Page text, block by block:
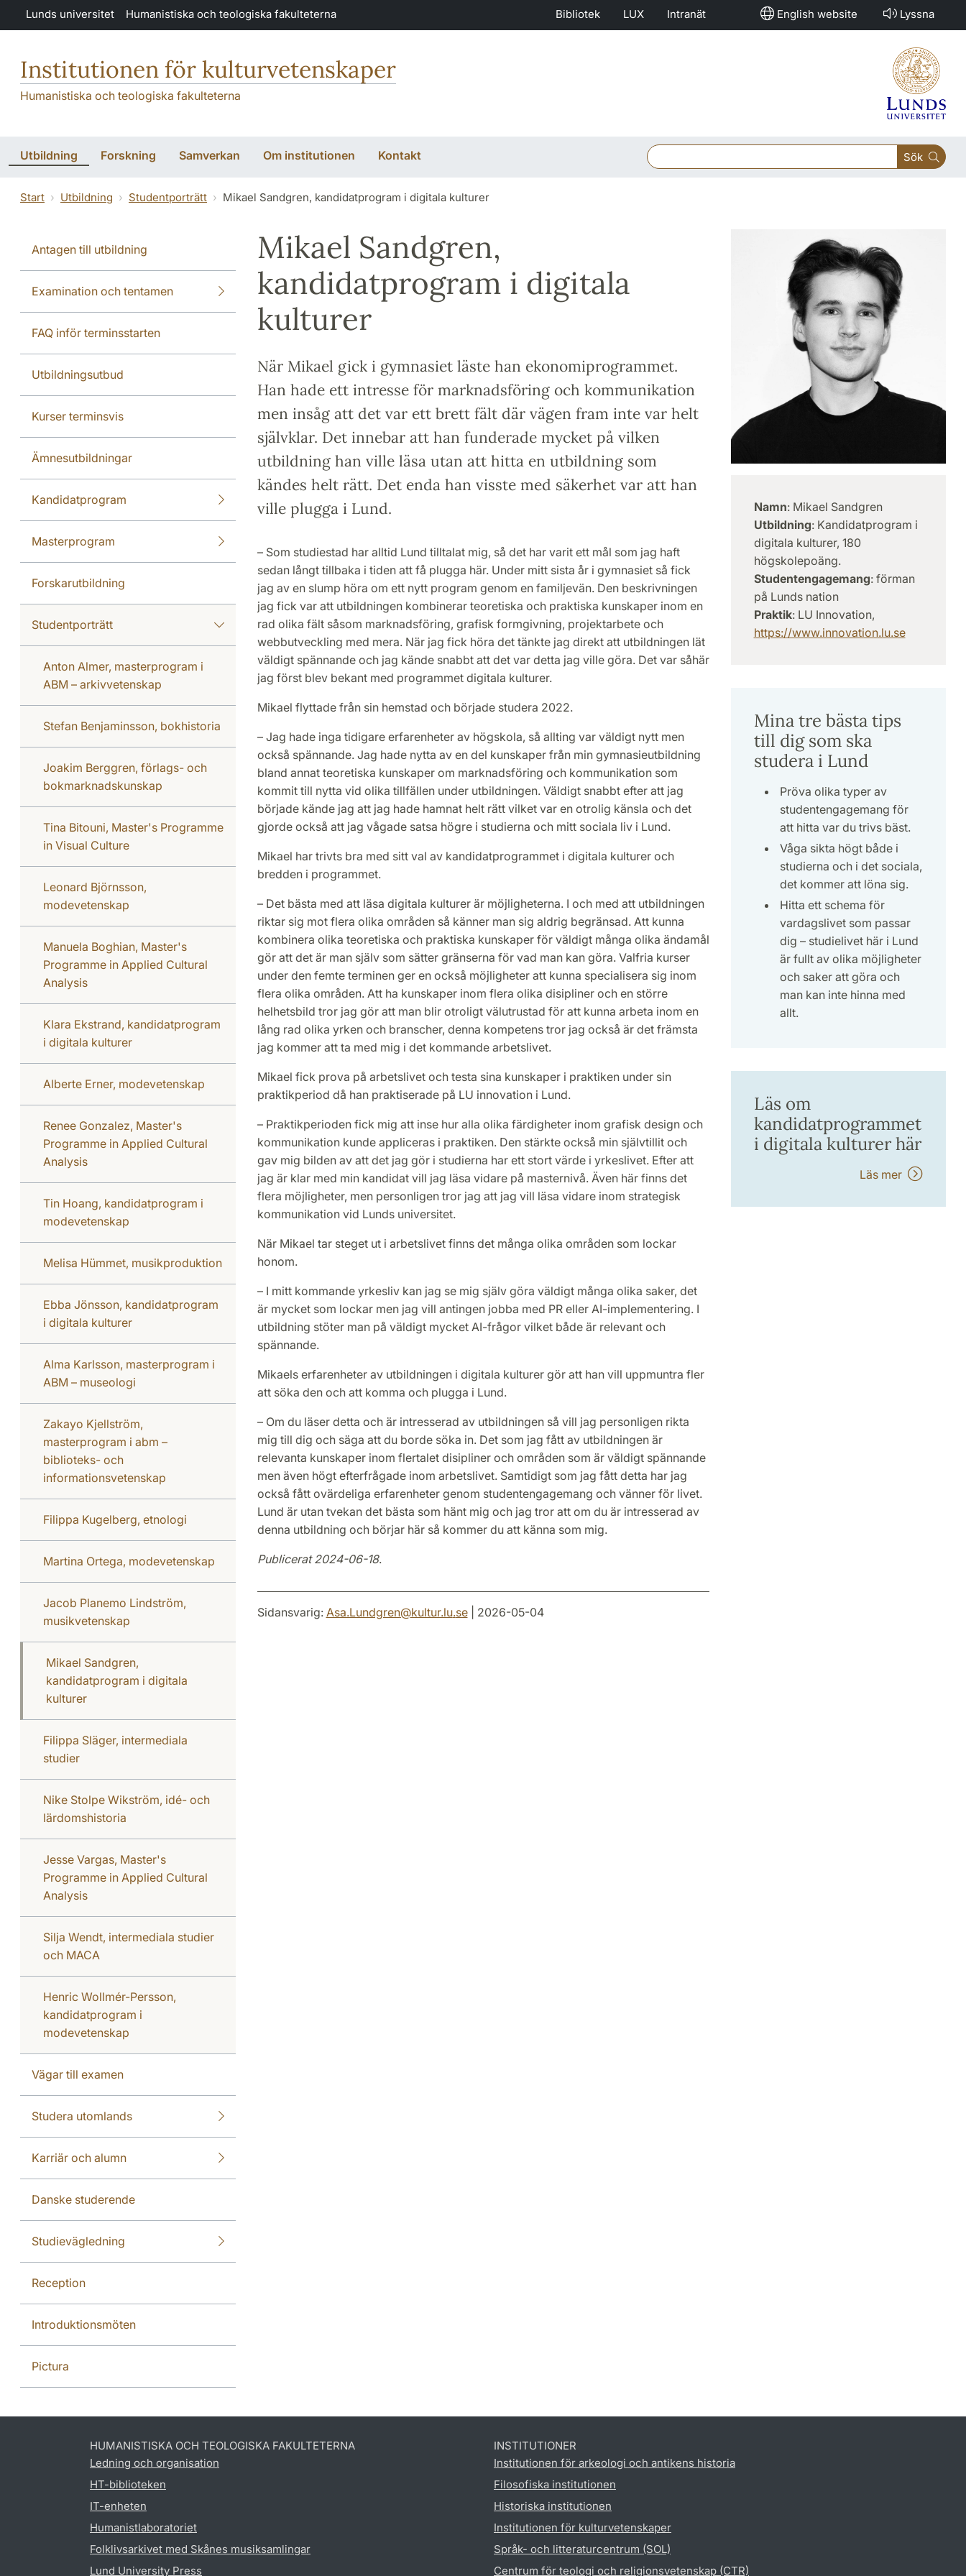
Hoppa till huvudinnehåll
Lunds universitet Humanistiska och teologiska fakulteterna Bibliotek LUX Intranät English website Lyssna
Institutionen för kulturvetenskaper
Humanistiska och teologiska fakulteterna
Utbildning Forskning Samverkan Om institutionen Kontakt Sök
Start Utbildning Studentporträtt Mikael Sandgren, kandidatprogram i digitala kulturer
Antagen till utbildning
Examination och tentamen
FAQ inför terminsstarten
Utbildningsutbud
Kurser terminsvis
Ämnesutbildningar
Kandidatprogram
Masterprogram
Forskarutbildning
Studentporträtt
Anton Almer, masterprogram i
ABM – arkivvetenskap
Stefan Benjaminsson, bokhistoria
Joakim Berggren, förlags- och
bokmarknadskunskap
Tina Bitouni, Master's Programme
in Visual Culture
Leonard Björnsson,
modevetenskap
Manuela Boghian, Master's
Programme in Applied Cultural
Analysis
Klara Ekstrand, kandidatprogram
i digitala kulturer
Alberte Erner, modevetenskap
Renee Gonzalez, Master's
Programme in Applied Cultural
Analysis
Tin Hoang, kandidatprogram i
modevetenskap
Melisa Hümmet, musikproduktion
Ebba Jönsson, kandidatprogram
i digitala kulturer
Alma Karlsson, masterprogram i
ABM – museologi
Zakayo Kjellström,
masterprogram i abm –
biblioteks- och
informationsvetenskap
Filippa Kugelberg, etnologi
Martina Ortega, modevetenskap
Jacob Planemo Lindström,
musikvetenskap
Mikael Sandgren,
kandidatprogram i digitala
kulturer
Filippa Släger, intermediala
studier
Nike Stolpe Wikström, idé- och
lärdomshistoria
Jesse Vargas, Master's
Programme in Applied Cultural
Analysis
Silja Wendt, intermediala studier
och MACA
Henric Wollmér-Persson,
kandidatprogram i
modevetenskap
Vägar till examen
Studera utomlands
Karriär och alumn
Danske studerende
Studievägledning
Reception
Introduktionsmöten
Pictura
Mikael Sandgren,
kandidatprogram i digitala
kulturer
När Mikael gick i gymnasiet läste han ekonomiprogrammet.
Han hade ett intresse för marknadsföring och kommunikation
men insåg att det var ett brett fält där vägen fram inte var helt
självklar. Det innebar att han funderade mycket på vilken
utbildning han ville läsa utan att hitta en utbildning som
kändes helt rätt. Det enda han visste med säkerhet var att han
ville plugga i Lund.
– Som studiestad har alltid Lund tilltalat mig, så det har varit ett mål som jag haft
sedan långt tillbaka i tiden att få plugga här. Under mitt sista år i gymnasiet så fick
jag av en slump höra om ett nytt program genom en familjevän. Den beskrivningen
jag fick var att utbildningen kombinerar teoretiska och praktiska kunskaper inom en
rad olika fält såsom marknadsföring, grafisk formgivning, projektarbete och
webbutveckling med mera. När jag fick höra det tänkte jag direkt att utbildningen lät
väldigt spännande och jag kände snabbt att det var detta jag ville göra. Det var såhär
jag först blev bekant med programmet digitala kulturer.
Mikael flyttade från sin hemstad och började studera 2022.
– Jag hade inga tidigare erfarenheter av högskola, så allting var väldigt nytt men
också spännande. Jag hade nytta av en del kunskaper från min gymnasieutbildning
bland annat teoretiska kunskaper om marknadsföring och kommunikation som
kommit till nytta vid olika tillfällen under utbildningen. Väldigt snabbt efter att jag
började kände jag att jag hade hamnat helt rätt vilket var en otrolig känsla och det
gjorde också att jag vågade satsa högre i studierna och mitt sociala liv i Lund.
Mikael har trivts bra med sitt val av kandidatprogrammet i digitala kulturer och
bredden i programmet.
– Det bästa med att läsa digitala kulturer är möjligheterna. I och med att utbildningen
riktar sig mot flera olika områden så känner man sig aldrig begränsad. Att kunna
kombinera olika teoretiska och praktiska kunskaper för väldigt många olika ändamål
gör att det är man själv som sätter gränserna för vad man kan göra. Valfria kurser
under den femte terminen ger en också möjligheter att kunna specialisera sig inom
flera olika områden. Att ha kunskaper inom flera olika disipliner och en större
helhetsbild tror jag gör att man blir otroligt välutrustad för att kunna arbeta inom en
lång rad olika yrken och branscher, denna kompetens tror jag också är det främsta
jag kommer att ta med mig i det kommande arbetslivet.
Mikael fick prova på arbetslivet och testa sina kunskaper i praktiken under sin
praktikperiod då han praktiserade på LU innovation i Lund.
– Praktikperioden fick mig att inse hur alla olika färdigheter inom grafisk design och
kommunikation kunde appliceras i praktiken. Den stärkte också min självtillit och
gav mig bilden av att det jag gör i studierna har ett stort värde i yrkeslivet. Efter att
jag är klar med min kandidat vill jag läsa vidare på masternivå. Även här finns det
flera möjligheter, men personligen tror jag att jag vill läsa vidare inom strategisk
kommunikation vid Lunds universitet.
När Mikael tar steget ut i arbetslivet finns det många olika områden som lockar
honom.
– I mitt kommande yrkesliv kan jag se mig själv göra väldigt många olika saker, det
är mycket som lockar men jag vill antingen jobba med PR eller AI-implementering. I
utbildning stöter man på väldigt mycket AI-frågor vilket både är relevant och
spännande.
Mikaels erfarenheter av utbildningen i digitala kulturer gör att han vill uppmuntra fler
att söka den och att komma och plugga i Lund.
– Om du läser detta och är intresserad av utbildningen så vill jag personligen rikta
mig till dig och säga att du borde söka in. Det som jag fått av utbildningen är
relevanta kunskaper inom flertalet disipliner och områden som är väldigt spännande
men även högt efterfrågade inom arbetslivet. Samtidigt som jag fått detta har jag
också fått ovärdeliga erfarenheter genom studentengagemang och vänner för livet.
Lund är utan tvekan det bästa som hänt mig och jag tror att om du är intresserad av
denna utbildning och börjar här så kommer du att känna som mig.
Publicerat 2024-06-18.
Namn: Mikael Sandgren
Utbildning: Kandidatprogram i
digitala kulturer, 180
högskolepoäng.
Studentengagemang: förman
på Lunds nation
Praktik: LU Innovation,
https://www.innovation.lu.se
Mina tre bästa tips
till dig som ska
studera i Lund
Pröva olika typer av
studentengagemang för
att hitta var du trivs bäst.
Våga sikta högt både i
studierna och i det sociala,
det kommer att löna sig.
Hitta ett schema för
vardagslivet som passar
dig – studielivet här i Lund
är fullt av olika möjligheter
och saker att göra och
man kan inte hinna med
allt.
Läs om
kandidatprogrammet
i digitala kulturer här
Läs mer
Sidansvarig: Asa.Lundgren@kultur.lu.se| 2026-05-04
HUMANISTISKA OCH TEOLOGISKA FAKULTETERNA
Ledning och organisation
HT-biblioteken
IT-enheten
Humanistlaboratoriet
Folklivsarkivet med Skånes musiksamlingar
Lund University Press
INSTITUTIONER
Institutionen för arkeologi och antikens historia
Filosofiska institutionen
Historiska institutionen
Institutionen för kulturvetenskaper
Språk- och litteraturcentrum (SOL)
Centrum för teologi och religionsvetenskap (CTR)